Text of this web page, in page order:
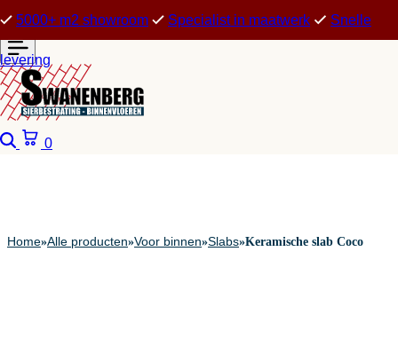
5000+ m2 showroom Specialist in maatwerk Snelle
levering
Zoeken
0
Home»Alle producten»Voor binnen»Slabs»Keramische slab Coco